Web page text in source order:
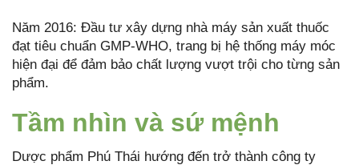
Năm 2016: Đầu tư xây dựng nhà máy sản xuất thuốc
đạt tiêu chuẩn GMP-WHO, trang bị hệ thống máy móc
hiện đại để đảm bảo chất lượng vượt trội cho từng sản
phẩm.
Tầm nhìn và sứ mệnh
Dược phẩm Phú Thái hướng đến trở thành công ty